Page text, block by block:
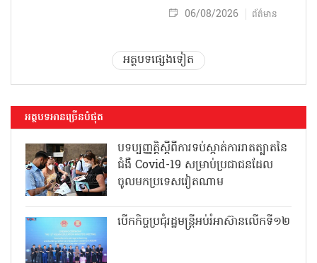
06/08/2026 ព័ត៌មាន
អត្ថបទផ្សេងទៀត
អត្ថបទអានច្រើនបំផុត
បទប្បញ្ញត្តិស្តីពីការទប់ស្កាត់ការរាតត្បាតនៃ
ជំងឺ Covid-19 សម្រាប់ប្រជាជនដែល
ចូលមកប្រទេសវៀតណាម
បើកកិច្ចប្រជុំរដ្ឋមន្ត្រីអប់រំអាស៊ានលើកទី១២